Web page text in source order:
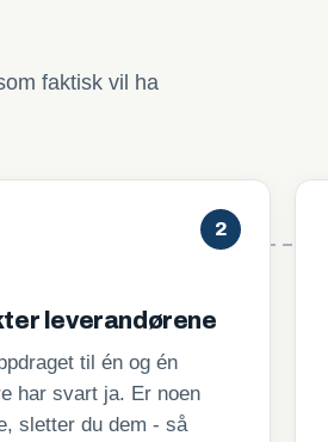
faktisk vil ha
2
leverandørene
til én og én
har svart ja. Er noen
sletter du dem - så